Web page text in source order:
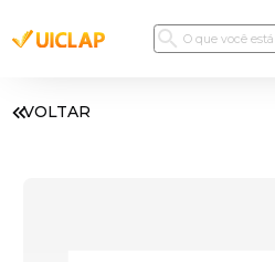
VOLTAR